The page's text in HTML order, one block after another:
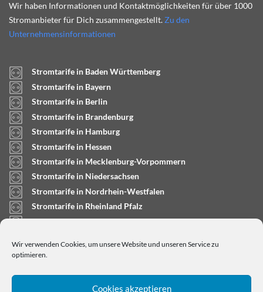
Wir verwenden Cookies, um unsere Website und unseren Service zu
optimieren.
Cookies akzeptieren
Wir haben Informationen und Kontaktmöglichkeiten für über 1000
Stromanbieter für Dich zusammengestellt. Zu den
Unternehmensinformationen
Stromtarife in Baden Württemberg
Stromtarife in Bayern
Stromtarife in Berlin
Stromtarife in Brandenburg
Stromtarife in Hamburg
Stromtarife in Hessen
Stromtarife in Mecklenburg-Vorpommern
Stromtarife in Niedersachsen
Stromtarife in Nordrhein-Westfalen
Stromtarife in Rheinland Pfalz
Stromtarife in Saarland
Stromtarife in Schleswig-Holstein